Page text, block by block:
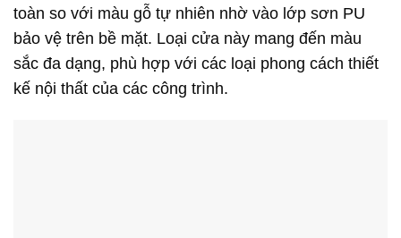
toàn so với màu gỗ tự nhiên nhờ vào lớp sơn PU
bảo vệ trên bề mặt. Loại cửa này mang đến màu
sắc đa dạng, phù hợp với các loại phong cách thiết
kế nội thất của các công trình.